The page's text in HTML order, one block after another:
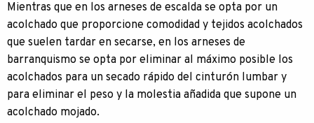
Mientras que en los arneses de escalda se opta por un
acolchado que proporcione comodidad y tejidos acolchados
que suelen tardar en secarse, en los arneses de
barranquismo se opta por eliminar al máximo posible los
acolchados para un secado rápido del cinturón lumbar y
para eliminar el peso y la molestia añadida que supone un
acolchado mojado.